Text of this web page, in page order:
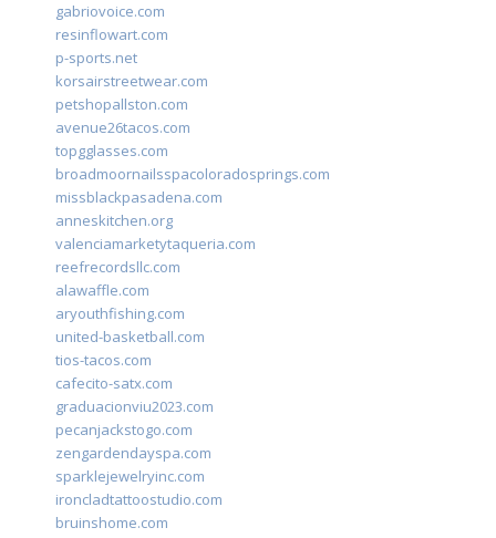
gabriovoice.com
resinflowart.com
p-sports.net
korsairstreetwear.com
petshopallston.com
avenue26tacos.com
topgglasses.com
broadmoornailsspacoloradosprings.com
missblackpasadena.com
anneskitchen.org
valenciamarketytaqueria.com
reefrecordsllc.com
alawaffle.com
aryouthfishing.com
united-basketball.com
tios-tacos.com
cafecito-satx.com
graduacionviu2023.com
pecanjackstogo.com
zengardendayspa.com
sparklejewelryinc.com
ironcladtattoostudio.com
bruinshome.com